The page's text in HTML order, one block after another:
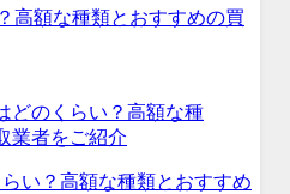
高額な種類とおすすめの買
い？高額な種類とおすすめ